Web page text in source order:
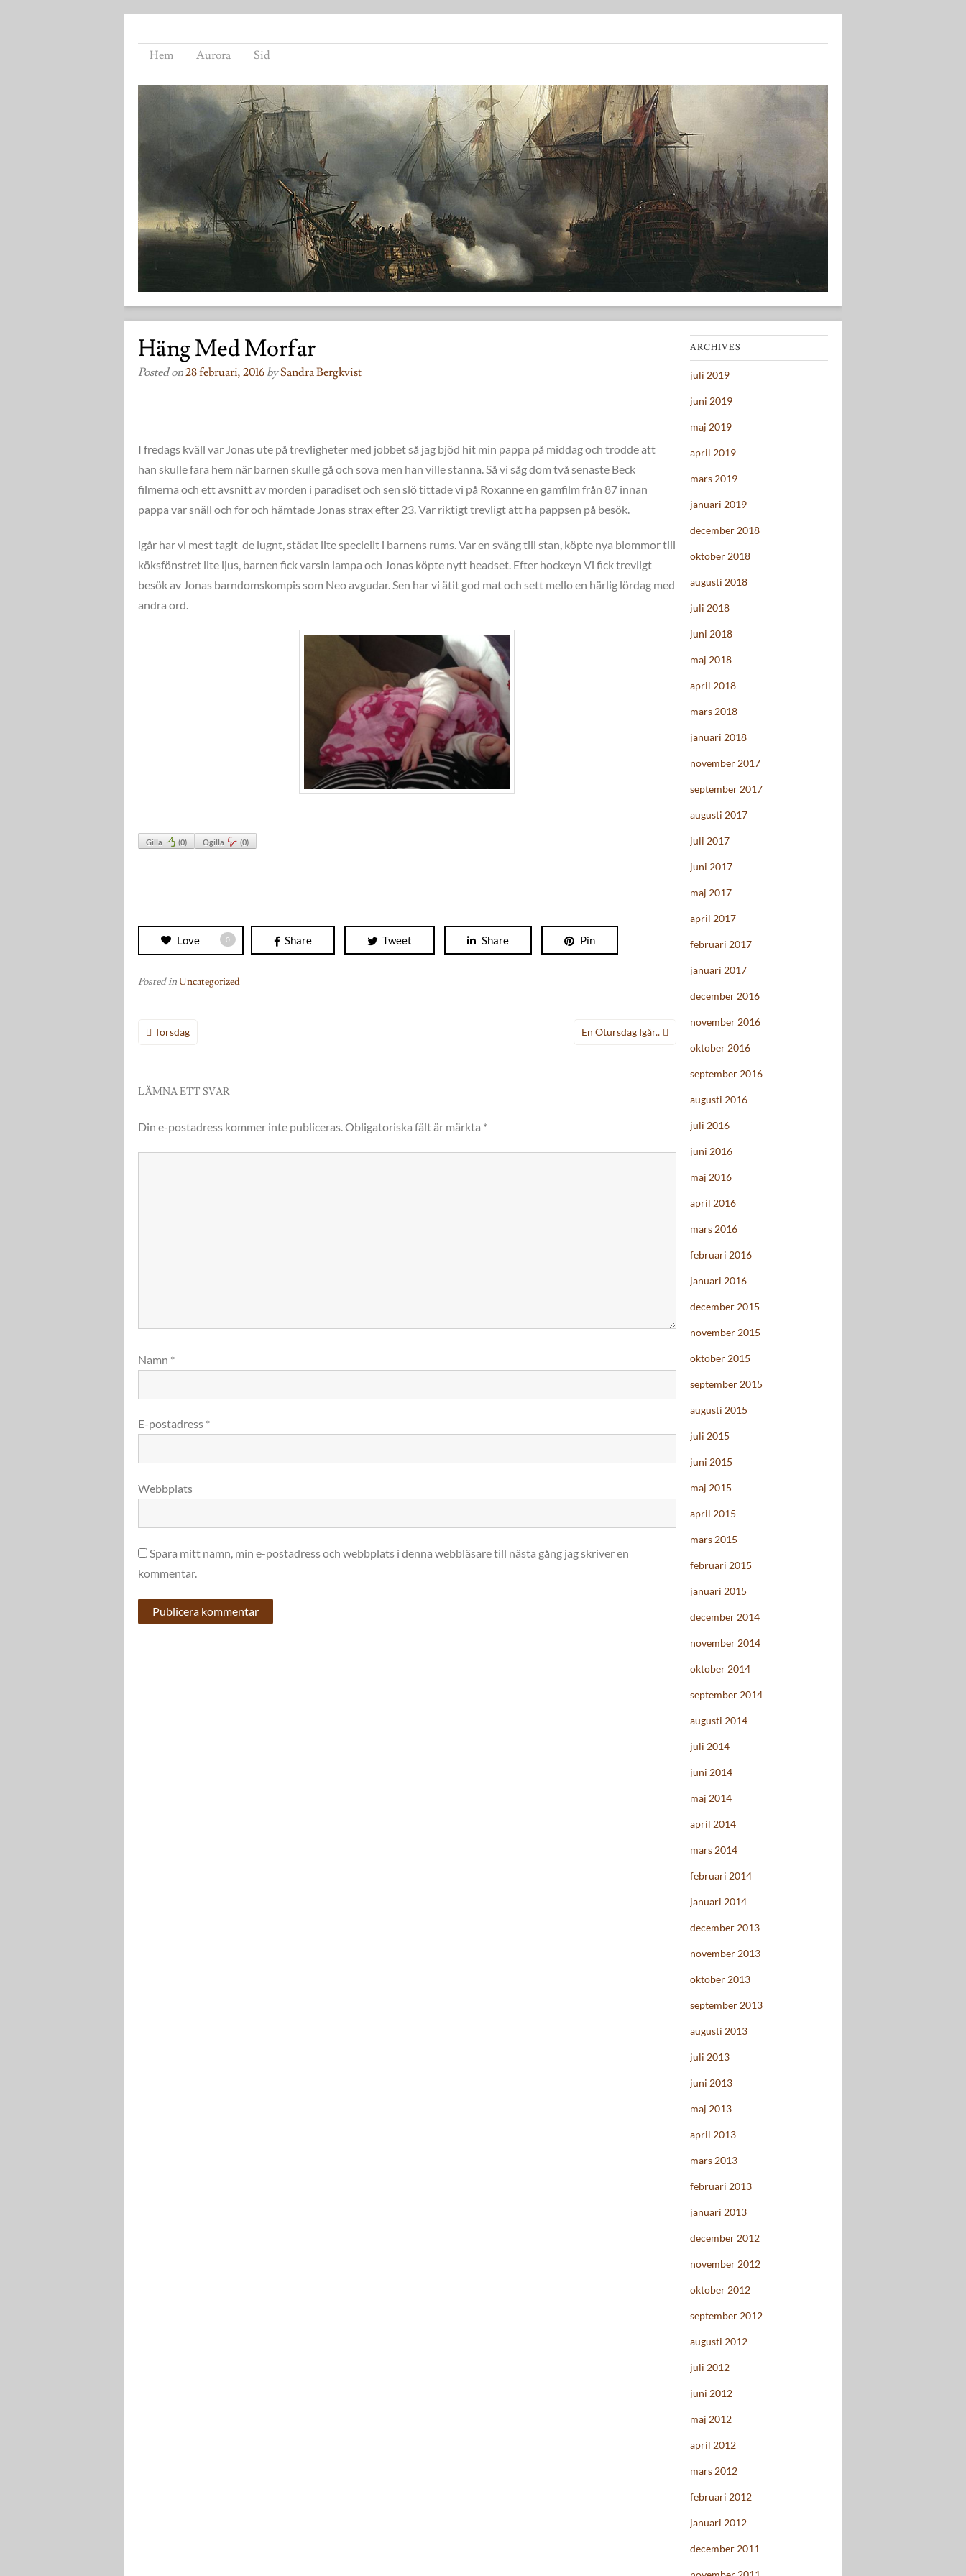
Hem Aurora Sid
Häng Med Morfar
Posted on28 februari, 2016 bySandra Bergkvist
I fredags kväll var Jonas ute på trevligheter med jobbet så jag bjöd hit min pappa på middag och trodde att
han skulle fara hem när barnen skulle gå och sova men han ville stanna. Så vi såg dom två senaste Beck
filmerna och ett avsnitt av morden i paradiset och sen slö tittade vi på Roxanne en gamfilm från 87 innan
pappa var snäll och for och hämtade Jonas strax efter 23. Var riktigt trevligt att ha pappsen på besök.
igår har vi mest tagit de lugnt, städat lite speciellt i barnens rums. Var en sväng till stan, köpte nya blommor till
köksfönstret lite ljus, barnen fick varsin lampa och Jonas köpte nytt headset. Efter hockeyn Vi fick trevligt
besök av Jonas barndomskompis som Neo avgudar. Sen har vi ätit god mat och sett mello en härlig lördag med
andra ord.
Gilla (0) Ogilla (0)
Love 0 Share Tweet Share Pin
Posted inUncategorized
Inläggsnavigering
Torsdag En Otursdag Igår..
LÄMNA ETT SVAR
Din e-postadress kommer inte publiceras.Obligatoriska fält är märkta *
Namn *
E-postadress *
Webbplats
Spara mitt namn, min e-postadress och webbplats i denna webbläsare till nästa gång jag skriver en
kommentar.
ARCHIVES
juli 2019
juni 2019
maj 2019
april 2019
mars 2019
januari 2019
december 2018
oktober 2018
augusti 2018
juli 2018
juni 2018
maj 2018
april 2018
mars 2018
januari 2018
november 2017
september 2017
augusti 2017
juli 2017
juni 2017
maj 2017
april 2017
februari 2017
januari 2017
december 2016
november 2016
oktober 2016
september 2016
augusti 2016
juli 2016
juni 2016
maj 2016
april 2016
mars 2016
februari 2016
januari 2016
december 2015
november 2015
oktober 2015
september 2015
augusti 2015
juli 2015
juni 2015
maj 2015
april 2015
mars 2015
februari 2015
januari 2015
december 2014
november 2014
oktober 2014
september 2014
augusti 2014
juli 2014
juni 2014
maj 2014
april 2014
mars 2014
februari 2014
januari 2014
december 2013
november 2013
oktober 2013
september 2013
augusti 2013
juli 2013
juni 2013
maj 2013
april 2013
mars 2013
februari 2013
januari 2013
december 2012
november 2012
oktober 2012
september 2012
augusti 2012
juli 2012
juni 2012
maj 2012
april 2012
mars 2012
februari 2012
januari 2012
december 2011